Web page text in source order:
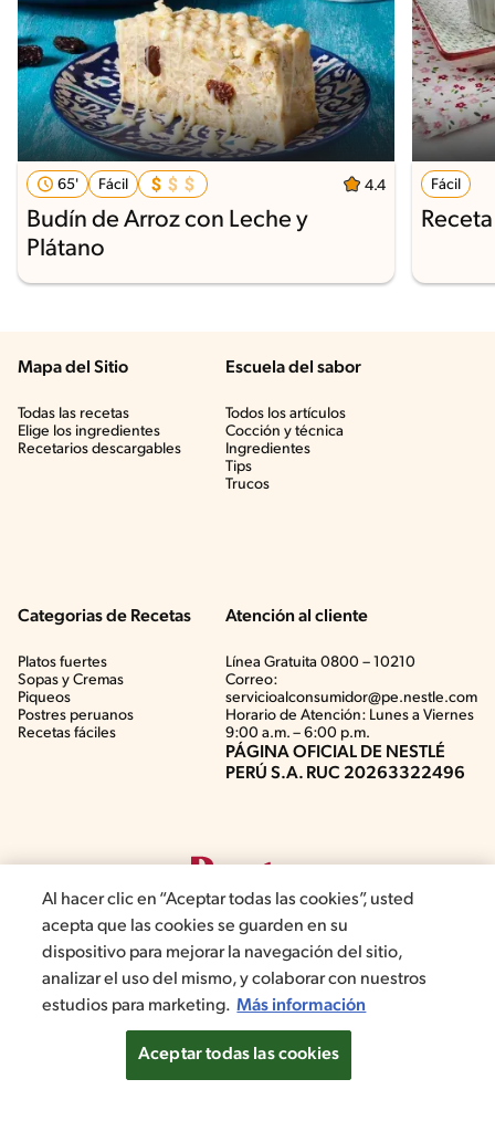
65' Fácil 4.4
Budín de Arroz con Leche y
Plátano
Fácil
Mapa del Sitio
Todas las recetas
Elige los ingredientes
Recetarios descargables
Escuela del sabor
Todos los artículos
Cocción y técnica
Ingredientes
Tips
Trucos
Categorias de Recetas
Platos fuertes
Sopas y Cremas
Piqueos
Postres peruanos
Recetas fáciles
Atención al cliente
Línea Gratuita 0800 – 10210
Correo:
servicioalconsumidor@pe.nestle.com
Horario de Atención: Lunes a Viernes
9:00 a.m. – 6:00 p.m.
PÁGINA OFICIAL DE NESTLÉ
PERÚ S.A. RUC 20263322496
©2019, Nestlé. Marcas registradas por Société del Produits Nestlé,
S.A. Vevey (Suiza)
Términos y Condiciones de Promociones
Aviso de privacidad
Términos y Condiciones de Web
Normas de convivencia
Al hacer clic en “Aceptar todas las cookies”, usted
acepta que las cookies se guarden en su
dispositivo para mejorar la navegación del sitio,
analizar el uso del mismo, y colaborar con nuestros
estudios para marketing. Más información
Aceptar todas las cookies